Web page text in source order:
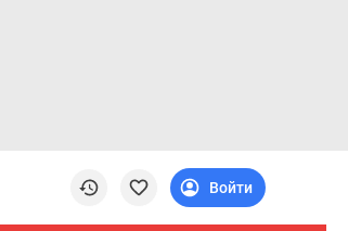
Войти